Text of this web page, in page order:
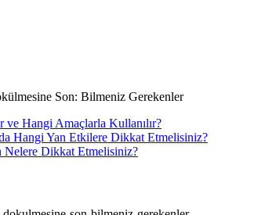
Son: Bilmeniz Gerekenler
ve Hangi Amaçlarla Kullanılır?
Hangi Yan Etkilere Dikkat Etmelisiniz?
Dikkat Etmelisiniz?